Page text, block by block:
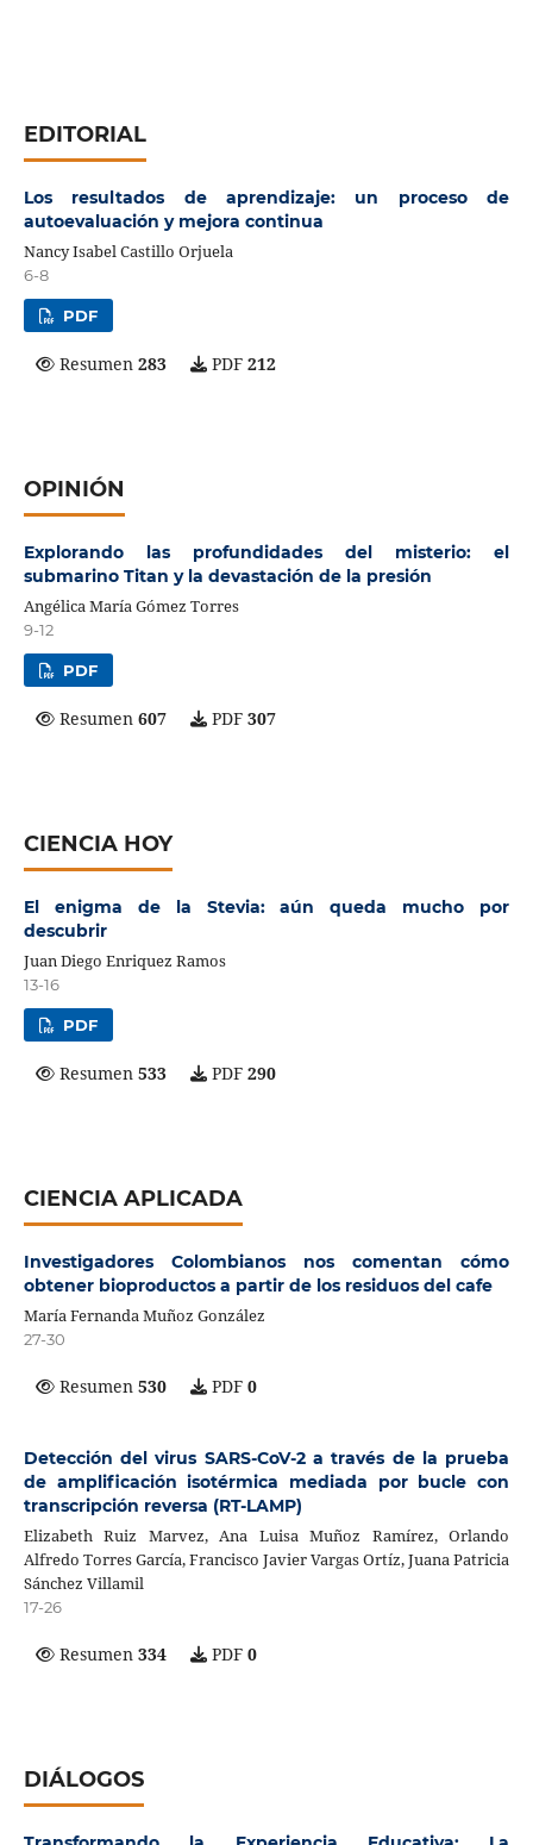
EDITORIAL
Los resultados de aprendizaje: un proceso de
autoevaluación y mejora continua
Nancy Isabel Castillo Orjuela
6-8
PDF
Resumen 283 PDF 212
OPINIÓN
Explorando las profundidades del misterio: el
submarino Titan y la devastación de la presión
Angélica María Gómez Torres
9-12
PDF
Resumen 607 PDF 307
CIENCIA HOY
El enigma de la Stevia: aún queda mucho por
descubrir
Juan Diego Enriquez Ramos
13-16
PDF
Resumen 533 PDF 290
CIENCIA APLICADA
Investigadores Colombianos nos comentan cómo
obtener bioproductos a partir de los residuos del cafe
María Fernanda Muñoz González
27-30
Resumen 530 PDF 0
Detección del virus SARS-CoV-2 a través de la prueba
de amplificación isotérmica mediada por bucle con
transcripción reversa (RT-LAMP)
Elizabeth Ruiz Marvez, Ana Luisa Muñoz Ramírez, Orlando
Alfredo Torres García, Francisco Javier Vargas Ortíz, Juana Patricia
Sánchez Villamil
17-26
Resumen 334 PDF 0
DIÁLOGOS